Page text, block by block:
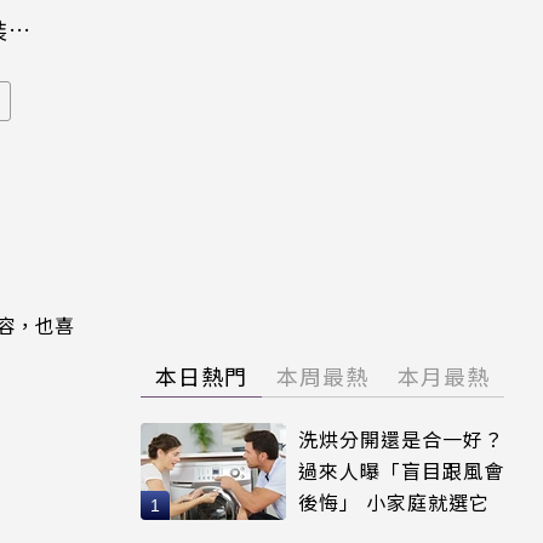
，也喜
本日熱門 本周最熱 本月最熱
洗烘分開還是合一好？
過來人曝「盲目跟風會
後悔」 小家庭就選它